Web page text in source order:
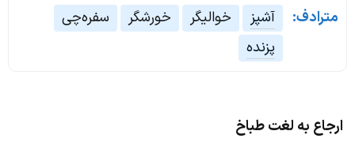
مترادف: آشپز خوالیگر خورشگر
سفره‌چی
پزنده
ارجاع به لغت طباخ